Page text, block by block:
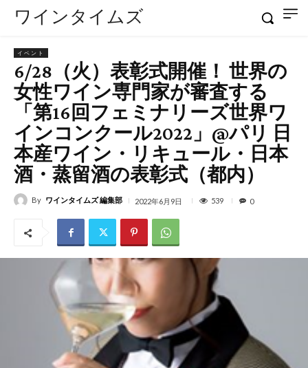
ワインタイムズ
イベント
6/28（火）表彰式開催！ 世界の
女性ワイン専門家が審査する
「第16回フェミナリーズ世界ワ
インコンクール2022」@パリ 日
本産ワイン・リキュール・日本
酒・蒸留酒の表彰式（都内）
By ワインタイムズ 編集部 2022年6月9日 539 0